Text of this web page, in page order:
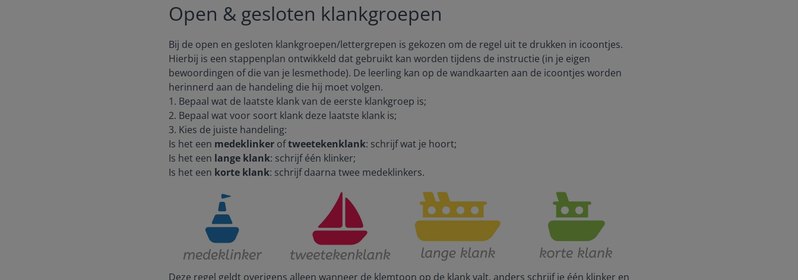
Open & gesloten klankgroepen
Bij de open en gesloten klankgroepen/lettergrepen is gekozen om de regel uit te drukken in icoontjes.
Hierbij is een stappenplan ontwikkeld dat gebruikt kan worden tijdens de instructie (in je eigen
bewoordingen of die van je lesmethode). De leerling kan op de wandkaarten aan de icoontjes worden
herinnerd aan de handeling die hij moet volgen.
1. Bepaal wat de laatste klank van de eerste klankgroep is;
2. Bepaal wat voor soort klank deze laatste klank is;
3. Kies de juiste handeling:
Is het een medeklinker oftweetekenklank: schrijf wat je hoort;
Is het een lange klank: schrijf één klinker;
Is het een korte klank: schrijf daarna twee medeklinkers.
Deze regel geldt overigens alleen wanneer de klemtoon op de klank valt, anders schrijf je één klinker en